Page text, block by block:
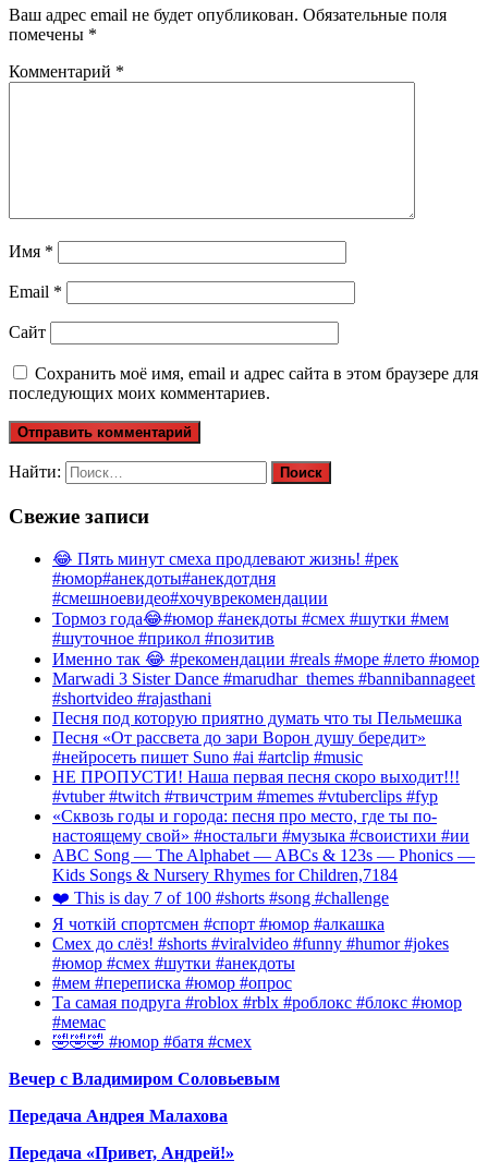
Ваш адрес email не будет опубликован. Обязательные поля
помечены *
Комментарий *
Имя *
Email *
Сайт
Сохранить моё имя, email и адрес сайта в этом браузере для
последующих моих комментариев.
Найти:
Свежие записи
😂 Пять минут смеха продлевают жизнь! #рек
#юмор#анекдоты#анекдотдня
#смешноевидео#хочуврекомендации
Тормоз года😂#юмор #анекдоты #смех #шутки #мем
#шуточное #прикол #позитив
Именно так 😂 #рекомендации #reals #море #лето #юмор
Marwadi 3 Sister Dance #marudhar_themes #bannibannageet
#shortvideo #rajasthani
Песня под которую приятно думать что ты Пельмешка
Песня «От рассвета до зари Ворон душу бередит»
#нейросеть пишет Suno #ai #artclip #music
НЕ ПРОПУСТИ! Наша первая песня скоро выходит!!!
#vtuber #twitch #твичстрим #memes #vtuberclips #fyp
«Сквозь годы и города: песня про место, где ты по-
настоящему свой» #ностальги #музыка #своистихи #ии
ABC Song — The Alphabet — ABCs & 123s — Phonics —
Kids Songs & Nursery Rhymes for Children,7184
❤️ This is day 7 of 100 #shorts #song #challenge
Я чоткій спортсмен #спорт #юмор #алкашка
Смех до слёз! #shorts #viralvideo #funny #humor #jokes
#юмор #смех #шутки #анекдоты
#мем #переписка #юмор #опрос
Та самая подруга #roblox #rblx #роблокс #блокс #юмор
#мемас
🤣🤣🤣 #юмор #батя #смех
Вечер с Владимиром Соловьевым
Передача Андрея Малахова
Передача «Привет, Андрей!»